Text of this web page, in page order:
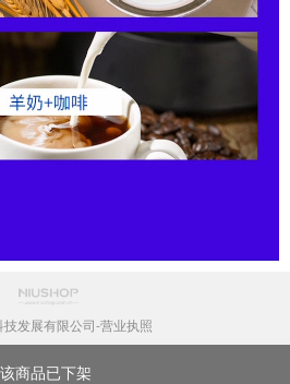
发展有限公司-营业执照
该商品已下架